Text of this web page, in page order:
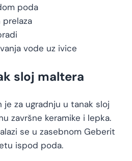
poda
vode uz ivice
sloj maltera
je za ugradnju u tanak sloj
završne keramike i lepka.
se u zasebnom Geberit
ispod poda.